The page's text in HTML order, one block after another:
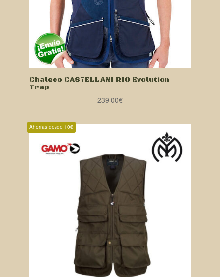
Chaleco CASTELLANI RIO Evolution
Trap
239,00€
Ahorras desde 10€